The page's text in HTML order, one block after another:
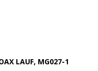
LAUF, MG027-1